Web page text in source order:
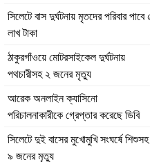
সিলেটে বাস দুর্ঘটনায় মৃতদের পরিবার পাবে
লাখ টাকা
ঠাকুরগাঁওয়ে মোটরসাইকেল দুর্ঘটনায়
পথচারীসহ ২ জনের মৃত্যু
আরেক অনলাইন ক্যাসিনো
পরিচালনাকারীকে গ্রেপ্তার করেছে ডিবি
সিলেটে দুই বাসের মুখোমুখি সংঘর্ষে শিশুসহ
৯ জনের মৃত্যু